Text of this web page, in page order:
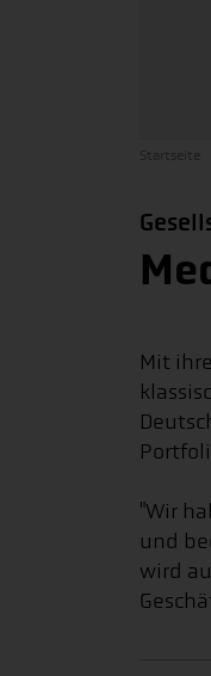
Mit
"Wir
und
wird